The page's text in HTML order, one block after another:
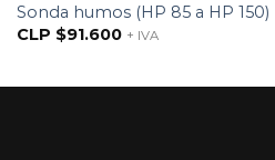
Sonda humos (HP 85 a HP 150)
CLP $91.600 + IVA